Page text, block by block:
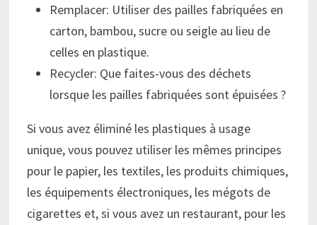
Remplacer: Utiliser des pailles fabriquées en
carton, bambou, sucre ou seigle au lieu de
celles en plastique.
Recycler: Que faites-vous des déchets
lorsque les pailles fabriquées sont épuisées ?
Si vous avez éliminé les plastiques à usage
unique, vous pouvez utiliser les mêmes principes
pour le papier, les textiles, les produits chimiques,
les équipements électroniques, les mégots de
cigarettes et, si vous avez un restaurant, pour les